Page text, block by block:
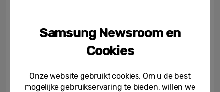
wereld kan zijn. Met Michael, Cercle en de
visuele power van de super Neo QLED
Samsung Newsroom en
Cookies
Onze website gebruikt cookies. Om u de best
mogelijke gebruikservaring te bieden, willen we